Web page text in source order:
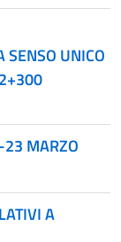
SENSO UNICO
23 MARZO
A